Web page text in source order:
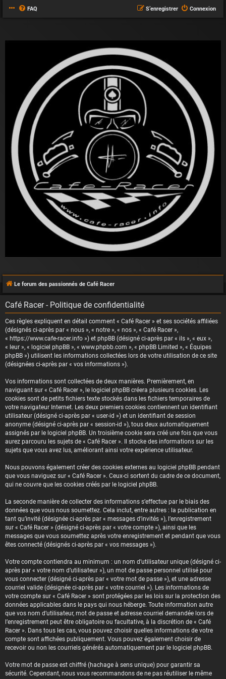
FAQ Connexion
S’enregistrer
Le forum des passionnés de Café Racer
Café Racer - Politique de confidentialité
Ces règles expliquent en détail comment « Café Racer » et ses sociétés affiliées
(désignés ci-après par « nous », « notre », « nos », « Café Racer »,
« https://www.cafe-racer.info ») et phpBB (désigné ci-après par « ils », « eux »,
« leur », « logiciel phpBB », « www.phpbb.com », « phpBB Limited », « Équipes
phpBB ») utilisent les informations collectées lors de votre utilisation de ce site
(désignées ci-après par « vos informations »).
Vos informations sont collectées de deux manières. Premièrement, en
naviguant sur « Café Racer », le logiciel phpBB créera plusieurs cookies. Les
cookies sont de petits fichiers texte stockés dans les fichiers temporaires de
votre navigateur Internet. Les deux premiers cookies contiennent un identifiant
utilisateur (désigné ci-après par « user-id ») et un identifiant de session
anonyme (désigné ci-après par « session-id »), tous deux automatiquement
assignés par le logiciel phpBB. Un troisième cookie sera créé une fois que vous
aurez parcouru les sujets de « Café Racer ». Il stocke des informations sur les
sujets que vous avez lus, améliorant ainsi votre expérience utilisateur.
Nous pouvons également créer des cookies externes au logiciel phpBB pendant
que vous naviguez sur « Café Racer ». Ceux-ci sortent du cadre de ce document,
qui ne couvre que les cookies créés par le logiciel phpBB.
La seconde manière de collecter des informations s’effectue par le biais des
données que vous nous soumettez. Cela inclut, entre autres : la publication en
tant qu’invité (désignée ci-après par « messages d’invités »), l’enregistrement
sur « Café Racer » (désigné ci-après par « votre compte »), ainsi que les
messages que vous soumettez après votre enregistrement et pendant que vous
êtes connecté (désignés ci-après par « vos messages »).
Votre compte contiendra au minimum : un nom d’utilisateur unique (désigné ci-
après par « votre nom d’utilisateur »), un mot de passe personnel utilisé pour
vous connecter (désigné ci-après par « votre mot de passe »), et une adresse
courriel valide (désignée ci-après par « votre courriel »). Les informations de
votre compte sur « Café Racer » sont protégées par les lois sur la protection des
données applicables dans le pays qui nous héberge. Toute information autre
que vos nom d’utilisateur, mot de passe et adresse courriel demandée lors de
l’enregistrement peut être obligatoire ou facultative, à la discrétion de « Café
Racer ». Dans tous les cas, vous pouvez choisir quelles informations de votre
compte sont affichées publiquement. Vous pouvez également choisir de
recevoir ou non les courriels générés automatiquement par le logiciel phpBB.
Votre mot de passe est chiffré (hachage à sens unique) pour garantir sa
sécurité. Cependant, nous vous recommandons de ne pas réutiliser le même